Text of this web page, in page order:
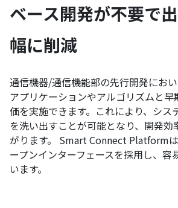
ベース開発が不要で
幅に削減
通信機器/通信機能部の先行開発にお
アプリケーションやアルゴリズムと
価を実施できます。これにより、シス
を洗い出すことが可能となり、開発効
がります。 Smart Connect Platform
ープンインターフェースを採用し、容
います。